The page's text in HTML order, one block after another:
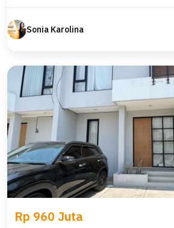
Sonia Karolina
Rp 960 Juta